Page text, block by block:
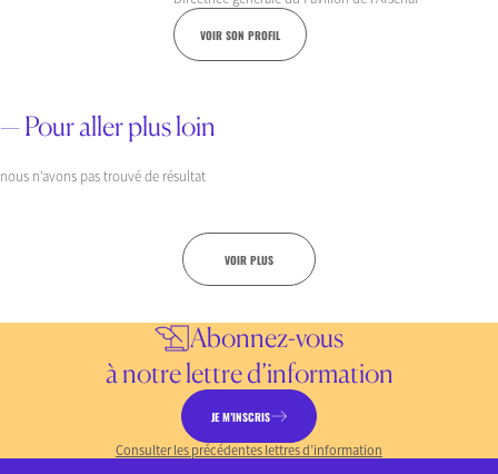
VOIR SON PROFIL
— Pour aller plus loin
nous n’avons pas trouvé de résultat
VOIR PLUS
Abonnez-vous
à notre lettre d’information
JE M’INSCRIS
Consulter les précédentes lettres d’information